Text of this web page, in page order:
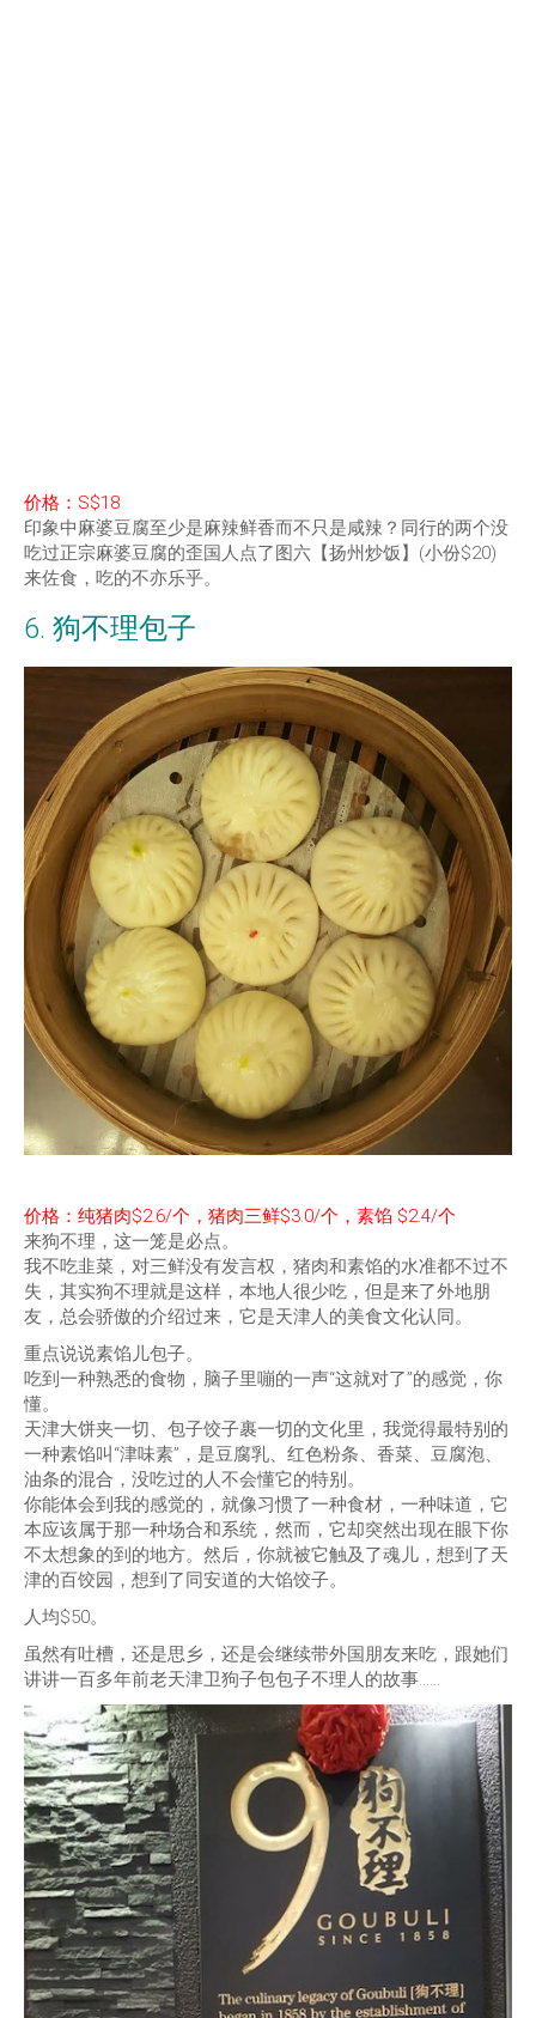
价格：S$18
印象中麻婆豆腐至少是麻辣鲜香而不只是咸辣？同行的两个没
吃过正宗麻婆豆腐的歪国人点了图六【扬州炒饭】(小份$20)
来佐食，吃的不亦乐乎。
6. 狗不理包子
价格：纯猪肉$2.6/个，猪肉三鲜$3.0/个，素馅 $2.4/个
来狗不理，这一笼是必点。
我不吃韭菜，对三鲜没有发言权，猪肉和素馅的水准都不过不
失，其实狗不理就是这样，本地人很少吃，但是来了外地朋
友，总会骄傲的介绍过来，它是天津人的美食文化认同。
重点说说素馅儿包子。
吃到一种熟悉的食物，脑子里嘣的一声“这就对了”的感觉，你
懂。
天津大饼夹一切、包子饺子裹一切的文化里，我觉得最特别的
一种素馅叫“津味素”，是豆腐乳、红色粉条、香菜、豆腐泡、
油条的混合，没吃过的人不会懂它的特别。
你能体会到我的感觉的，就像习惯了一种食材，一种味道，它
本应该属于那一种场合和系统，然而，它却突然出现在眼下你
不太想象的到的地方。然后，你就被它触及了魂儿，想到了天
津的百饺园，想到了同安道的大馅饺子。
人均$50。
虽然有吐槽，还是思乡，还是会继续带外国朋友来吃，跟她们
讲讲一百多年前老天津卫狗子包包子不理人的故事……